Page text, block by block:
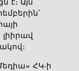
է։ Այն
ՀԿ-ի